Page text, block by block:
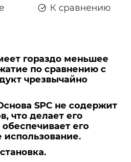
К сравнению
гораздо меньшее
по сравнению с
чрезвычайно
SPC не содержит
что делает его
его